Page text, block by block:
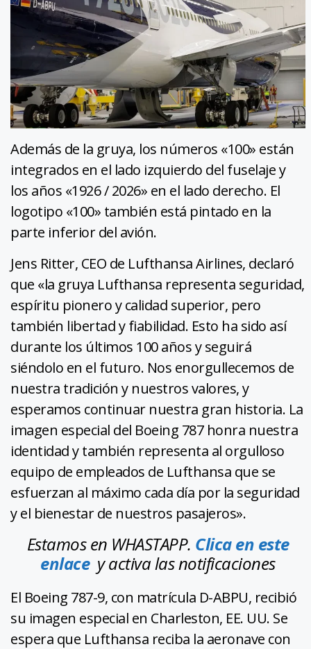
Además de la gruya, los números «100» están
integrados en el lado izquierdo del fuselaje y
los años «1926 / 2026» en el lado derecho. El
logotipo «100» también está pintado en la
parte inferior del avión.
Jens Ritter, CEO de Lufthansa Airlines, declaró
que «la gruya Lufthansa representa seguridad,
espíritu pionero y calidad superior, pero
también libertad y fiabilidad. Esto ha sido así
durante los últimos 100 años y seguirá
siéndolo en el futuro. Nos enorgullecemos de
nuestra tradición y nuestros valores, y
esperamos continuar nuestra gran historia. La
imagen especial del Boeing 787 honra nuestra
identidad y también representa al orgulloso
equipo de empleados de Lufthansa que se
esfuerzan al máximo cada día por la seguridad
y el bienestar de nuestros pasajeros».
Estamos en WHASTAPP. Clica en este
enlacey activa las notificaciones
El Boeing 787-9, con matrícula D-ABPU, recibió
su imagen especial en Charleston, EE. UU. Se
espera que Lufthansa reciba la aeronave con